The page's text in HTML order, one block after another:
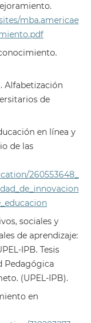
mba.americae
Alfabetización
de
en línea y
de las
260553648_
sociales y
de aprendizaje:
IPB. Tesis
Pedagógica
(UPEL-IPB).
en